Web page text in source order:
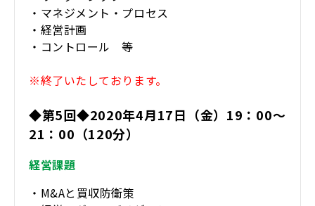
・マネジメント・プロセス
・経営計画
・コントロール 等
※終了いたしております。
◆第5回◆2020年4月17日（金）19：00～
21：00（120分）​
経営課題
・M&Aと買収防衛策